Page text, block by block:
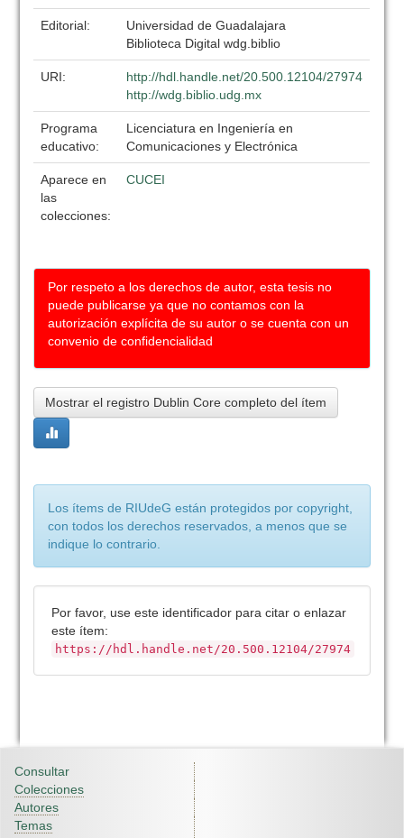
Editorial:
Universidad de Guadalajara
Biblioteca Digital wdg.biblio
URI:
http://hdl.handle.net/20.500.12104/27974
http://wdg.biblio.udg.mx
Programa
educativo:
Licenciatura en Ingeniería en
Comunicaciones y Electrónica
Aparece en
las
colecciones:
CUCEI
Por respeto a los derechos de autor, esta tesis no
puede publicarse ya que no contamos con la
autorización explícita de su autor o se cuenta con un
convenio de confidencialidad
Mostrar el registro Dublin Core completo del ítem
Los ítems de RIUdeG están protegidos por copyright,
con todos los derechos reservados, a menos que se
indique lo contrario.
Por favor, use este identificador para citar o enlazar
este ítem:
https://hdl.handle.net/20.500.12104/27974
Consultar
Colecciones
Autores
Temas